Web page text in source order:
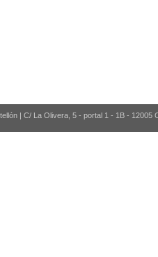
| C/ La Olivera, 5 - portal 1 - 1B - 12005